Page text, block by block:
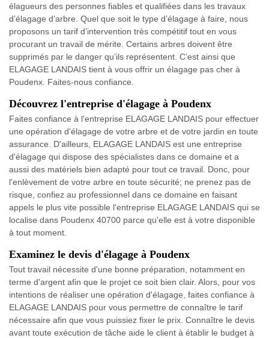
élagueurs des personnes fiables et qualifiées dans les travaux
d’élagage d’arbre. Quel que soit le type d’élagage à faire, nous
proposons un tarif d’intervention très compétitif tout en vous
procurant un travail de mérite. Certains arbres doivent être
supprimés par le danger qu’ils représentent. C’est ainsi que
ELAGAGE LANDAIS tient à vous offrir un élagage pas cher à
Poudenx. Faites-nous confiance.
Découvrez l'entreprise d'élagage à Poudenx
Faites confiance à l'entreprise ELAGAGE LANDAIS pour effectuer
une opération d'élagage de votre arbre et de votre jardin en toute
assurance. D'ailleurs, ELAGAGE LANDAIS est une entreprise
d'élagage qui dispose des spécialistes dans ce domaine et a
aussi des matériels bien adapté pour tout ce travail. Donc, pour
l'enlèvement de votre arbre en toute sécurité; ne prenez pas de
risque, confiez au professionnel dans ce domaine en faisant
appels le plus vite possible l'entreprise ELAGAGE LANDAIS qui se
localise dans Poudenx 40700 parce qu'elle est à votre disponible
à tout moment.
Examinez le devis d'élagage à Poudenx
Tout travail nécessite d'une bonne préparation, notamment en
terme d'argent afin que le projet ce soit bien clair. Alors, pour vos
intentions de réaliser une opération d'élagage, faites confiance à
ELAGAGE LANDAIS pour vous permettre de connaître le tarif
nécessaire afin que vous puissiez fixer le prix. Connaître le devis
avant toute exécution de tâche aide le client à établir le budget à